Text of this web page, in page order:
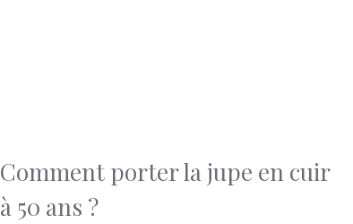
Comment porter la jupe en cuir
à 50 ans ?